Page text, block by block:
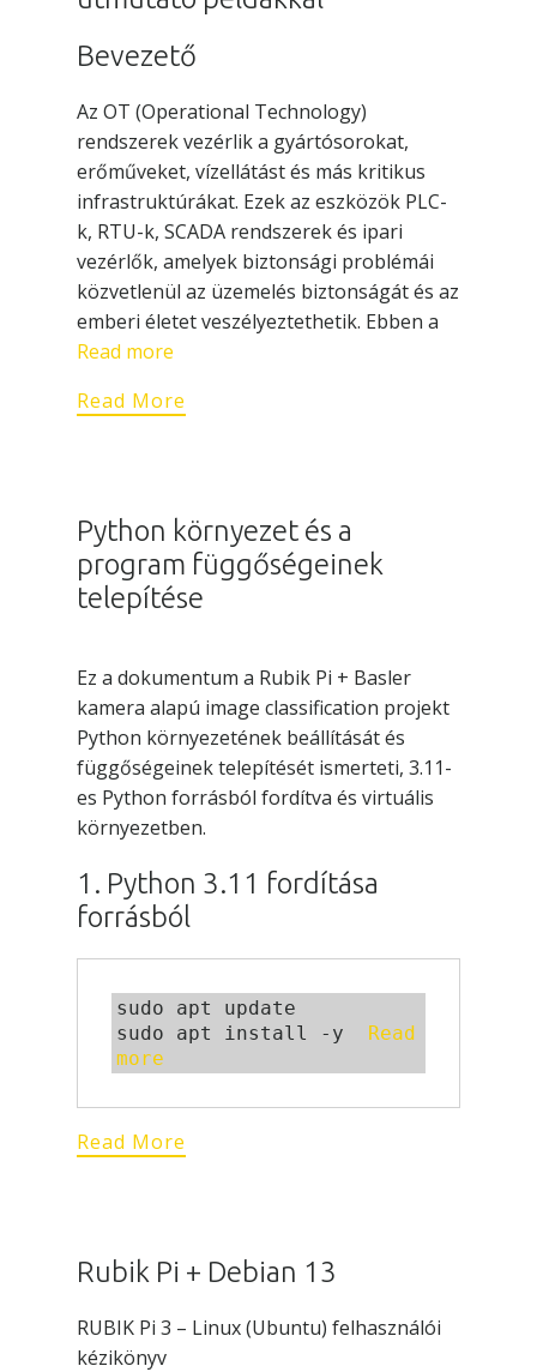
Bevezető
Az OT (Operational Technology)
rendszerek vezérlik a gyártósorokat,
erőműveket, vízellátást és más kritikus
infrastruktúrákat. Ezek az eszközök PLC-
k, RTU-k, SCADA rendszerek és ipari
vezérlők, amelyek biztonsági problémái
közvetlenül az üzemelés biztonságát és az
emberi életet veszélyeztethetik. Ebben a
Read more
Read More
Python környezet és a
program függőségeinek
telepítése
Ez a dokumentum a Rubik Pi + Basler
kamera alapú image classification projekt
Python környezetének beállítását és
függőségeinek telepítését ismerteti, 3.11-
es Python forrásból fordítva és virtuális
környezetben.
1. Python 3.11 fordítása
forrásból
sudo apt update
sudo apt install -y Read
more
Read More
Rubik Pi + Debian 13
RUBIK Pi 3 – Linux (Ubuntu) felhasználói
kézikönyv